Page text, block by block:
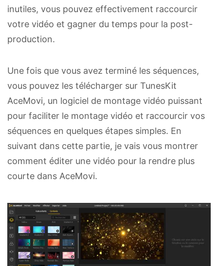
inutiles, vous pouvez effectivement raccourcir
votre vidéo et gagner du temps pour la post-
production.
Une fois que vous avez terminé les séquences,
vous pouvez les télécharger sur TunesKit
AceMovi, un logiciel de montage vidéo puissant
pour faciliter le montage vidéo et raccourcir vos
séquences en quelques étapes simples. En
suivant dans cette partie, je vais vous montrer
comment éditer une vidéo pour la rendre plus
courte dans AceMovi.